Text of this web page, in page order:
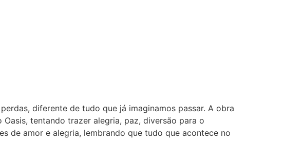
diferente de tudo que já imaginamos passar. A obra
tentando trazer alegria, paz, diversão para o
de amor e alegria, lembrando que tudo que acontece no